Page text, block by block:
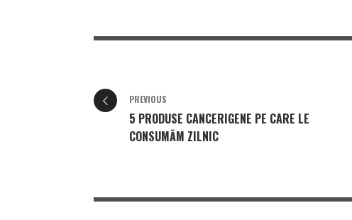
PREVIOUS
5 PRODUSE CANCERIGENE PE CARE LE
CONSUMĂM ZILNIC